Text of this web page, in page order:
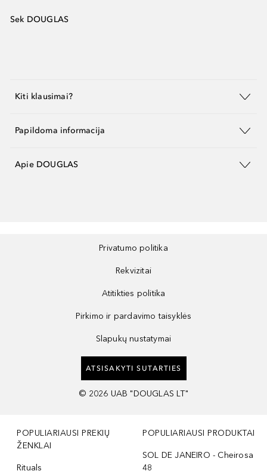
Sek DOUGLAS
Kiti klausimai?
Papildoma informacija
Apie DOUGLAS
Privatumo politika
Rekvizitai
Atitikties politika
Pirkimo ir pardavimo taisyklės
Slapukų nustatymai
ATSISAKYTI SUTARTIES
© 2026 UAB "DOUGLAS LT"
POPULIARIAUSI PREKIŲ
ŽENKLAI
Rituals
POPULIARIAUSI PRODUKTAI
SOL DE JANEIRO - Cheirosa
48